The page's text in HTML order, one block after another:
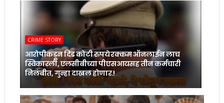
CRIME STORY
आरोपीकडून दिड कोटी रुपये रक्कम ऑनलाईन लाच
स्विकारली, एलसीबीच्या पीएसआयसह तीन कर्मचारी
निलंबीत, गुन्हा दाखल होणार.!